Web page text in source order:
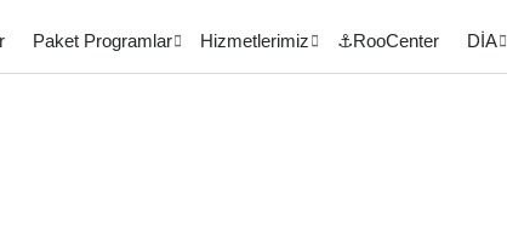
Paket Programlar Hizmetlerimiz ⚓RooCenter DİA